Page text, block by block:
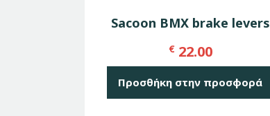
Sacoon BMX brake levers
€ 22.00
Προσθήκη στην προσφορά